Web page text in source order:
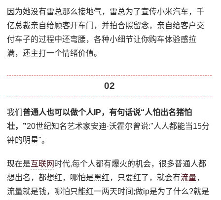
因为她没有雷总那么接地气，雷总为了宣传小米汽车，千
亿总裁亲自给顾客开车门，并拍合照留念，亲自给客户交
付车子的过程中还弯腰，各种小细节让你购车体验感拉
满，还主打一个情绪价值。
02
我们普通人也可以做个人IP，有句话说“人怕出名猪怕
壮，”20世纪知名艺术家安迪·沃霍尔曾说:"人人都能当15分
钟的明星"。
现在是互联网 时代,每个人都有爆火的机会，很多普通人都
想出名，都想红，哪怕是黑红，只要红了，就会有流量，
流量就是钱，哪怕只能红一两天时间;做ip是为了什么?就是